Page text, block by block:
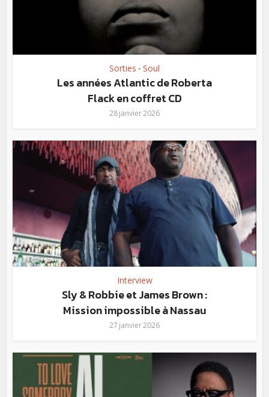
Sorties • Soul
Les années Atlantic de Roberta
Flack en coffret CD
28 janvier 2026
Interview
Sly & Robbie et James Brown :
Mission impossible à Nassau
27 janvier 2026